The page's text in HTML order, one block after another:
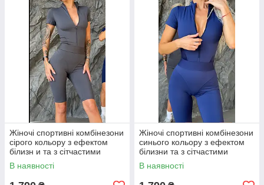
Жіночі спортивні комбінезони
сірого кольору з ефектом
білизн и та з сітчастими
вставками, розмір S
В наявності
Жіночі спортивні комбінезони
синього кольору з ефектом
білизни та з сітчастими
вставками, розмір S
В наявності